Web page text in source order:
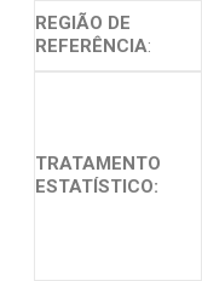
REGIÃO DE
REFERÊNCIA:
TRATAMENTO
ESTATÍSTICO: